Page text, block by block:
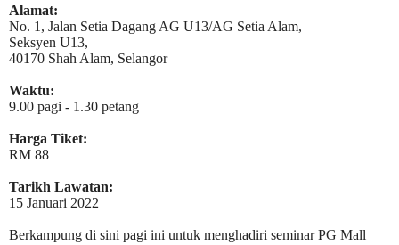
Alamat:
No. 1, Jalan Setia Dagang AG U13/AG Setia Alam,
Seksyen U13,
40170 Shah Alam, Selangor
Waktu:
9.00 pagi - 1.30 petang
Harga Tiket:
RM 88
Tarikh Lawatan:
15 Januari 2022
Berkampung di sini pagi ini untuk menghadiri seminar PG Mall